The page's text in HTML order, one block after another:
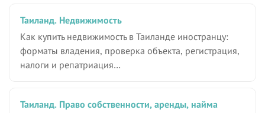
Таиланд. Недвижимость
Как купить недвижимость в Таиланде иностранцу:
форматы владения, проверка объекта, регистрация,
налоги и репатриация…
Таиланд. Право собственности, аренды, найма